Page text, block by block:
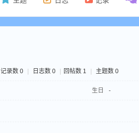
记录数 0 日志数 0 回帖数 1 主题数 0
生日 -